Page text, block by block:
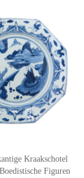
Kraakschotel
Figuren